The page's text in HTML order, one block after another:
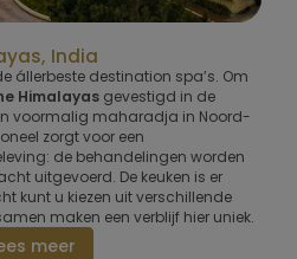
India
állerbeste destination spa’s. Om
Himalayas gevestigd in de
voormalig maharadja in Noord-
zorgt voor een
de behandelingen worden
uitgevoerd. De keuken is er
kunt u kiezen uit verschillende
maken een verblijf hier uniek.
meer